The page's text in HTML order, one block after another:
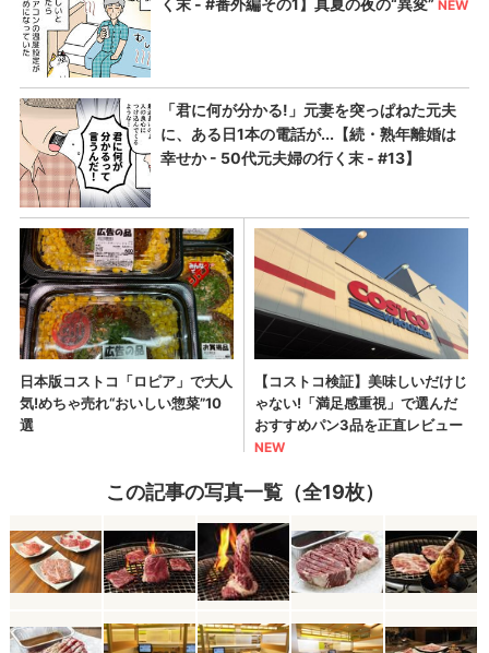
この記事の写真一覧（全19枚）